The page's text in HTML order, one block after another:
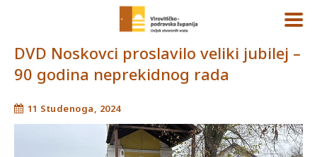
DVD Noskovci proslavilo veliki jubilej –
90 godina neprekidnog rada
11 Studenoga, 2024